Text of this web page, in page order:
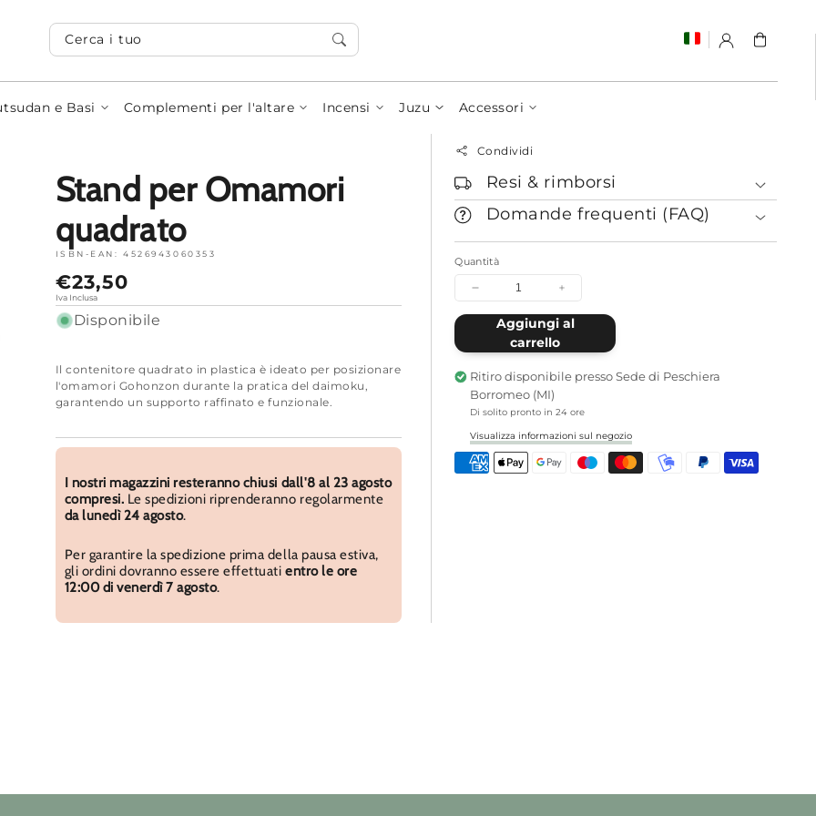
Cerca i tuoi articoli...
e Basi Complementi per l'altare Incensi Juzu Accessori
Carrello
Stand per Omamori
quadrato
ISBN-EAN: 4526943060353
Prezzo
normale
€23,50
Iva Inclusa
Disponibile
Il contenitore quadrato in plastica è ideato per posizionare
l'omamori Gohonzon durante la pratica del daimoku,
garantendo un supporto raffinato e funzionale.
I nostri magazzini resteranno chiusi dall'8 al 23 agosto
compresi. Le spedizioni riprenderanno regolarmente
da lunedì 24 agosto.
Per garantire la spedizione prima della pausa estiva,
gli ordini dovranno essere effettuatientro le ore
12:00 di venerdì 7 agosto.
Condividi
Resi & rimborsi
Domande frequenti (FAQ)
Quantità
Diminuisci
quantità
per
Omamori
quadrato
Aumenta
quantità
per
per
Omamori
Aggiungi al
carrello
Ritiro disponibile pressoSede di Peschiera
Borromeo (MI)
Di solito pronto in 24 ore
Visualizza informazioni sul negozio